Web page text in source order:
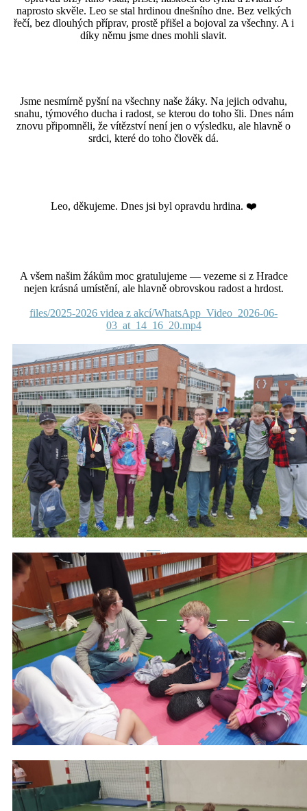
naprosto skvěle. Leo se stal hrdinou dnešního dne. Bez velkých
řečí, bez dlouhých příprav, prostě přišel a bojoval za všechny. A i
díky němu jsme dnes mohli slavit.
Jsme nesmírně pyšní na všechny naše žáky. Na jejich odvahu,
snahu, týmového ducha i radost, se kterou do toho šli. Dnes nám
znovu připomněli, že vítězství není jen o výsledku, ale hlavně o
srdci, které do toho člověk dá.
Leo, děkujeme. Dnes jsi byl opravdu hrdina. ❤️
A všem našim žákům moc gratulujeme — vezeme si z Hradce
nejen krásná umístění, ale hlavně obrovskou radost a hrdost.
files/2025-2026 videa z akcí/WhatsApp_Video_2026-06-
03_at_14_16_20.mp4